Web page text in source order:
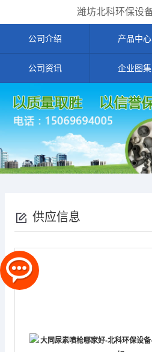
潍坊北科环保设
公司介绍 产品中心
公司资讯 企业图集
供应信息